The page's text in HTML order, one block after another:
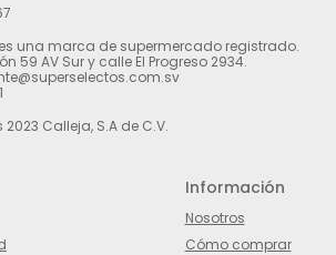
una marca de supermercado registrado.
59 AV Sur y calle El Progreso 2934.
Calleja, S.A de C.V.
Información
Nosotros
Cómo comprar